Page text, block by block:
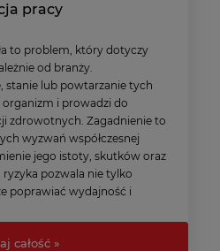
pracy
to problem, który dotyczy
od branży.
stanie lub powtarzanie tych
i prowadzi do
zdrowotnych. Zagadnienie to
wyzwań współczesnej
jego istoty, skutków oraz
pozwala nie tylko
poprawiać wydajność i
całość »